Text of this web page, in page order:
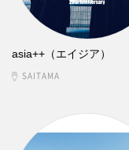
asia++（エイジア）
SAITAMA